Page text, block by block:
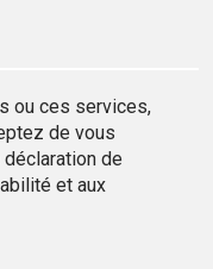
ou ces services,
de vous
de
et aux